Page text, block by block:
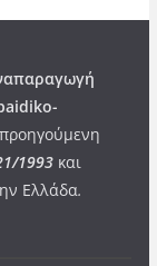
1993και
Ελλάδα.